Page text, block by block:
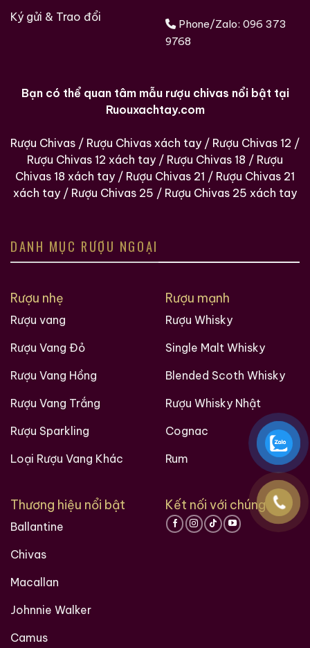
Ký gửi & Trao đổi
Phone/Zalo: 096 373
9768
Bạn có thể quan tâm mẫu rượu chivas nổi bật tại
Ruouxachtay.com
Rượu Chivas / Rượu Chivas xách tay / Rượu Chivas 12 /
Rượu Chivas 12 xách tay / Rượu Chivas 18 / Rượu
Chivas 18 xách tay / Rượu Chivas 21 / Rượu Chivas 21
xách tay / Rượu Chivas 25 / Rượu Chivas 25 xách tay
DANH MỤC RƯỢU NGOẠI
Rượu nhẹ
Rượu vang
Rượu Vang Đỏ
Rượu Vang Hồng
Rượu Vang Trắng
Rượu Sparkling
Loại Rượu Vang Khác
Rượu mạnh
Rượu Whisky
Single Malt Whisky
Blended Scoth Whisky
Rượu Whisky Nhật
Cognac
Rum
Thương hiệu nổi bật
Ballantine
Chivas
Macallan
Johnnie Walker
Camus
Kết nối với chúng tôi